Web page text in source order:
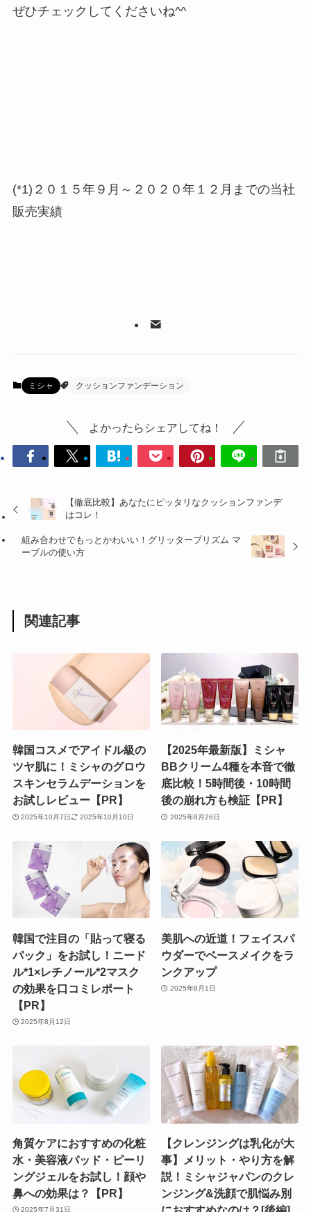
ぜひチェックしてくださいね^^
(*1)２０１５年９月～２０２０年１２月までの当社
販売実績
ミシャ クッションファンデーション
よかったらシェアしてね！
【徹底比較】あなたにピッタリなクッションファンデ
はコレ！
組み合わせでもっとかわいい！グリッタープリズム マ
ーブルの使い方
関連記事
韓国コスメでアイドル級の
ツヤ肌に！ミシャのグロウ
スキンセラムデーションを
お試しレビュー【PR】
2025年10月7日 2025年10月10日
【2025年最新版】ミシャ
BBクリーム4種を本音で徹
底比較！5時間後・10時間
後の崩れ方も検証【PR】
2025年8月26日
韓国で注目の「貼って寝る
パック」をお試し！ニード
ル*1×レチノール*2マスク
の効果を口コミレポート
【PR】
2025年8月12日
美肌への近道！フェイスパ
ウダーでベースメイクをラ
ンクアップ
2025年8月1日
角質ケアにおすすめの化粧
水・美容液パッド・ピーリ
ングジェルをお試し！顔や
鼻への効果は？【PR】
2025年7月31日
【クレンジングは乳化が大
事】メリット・やり方を解
説！ミシャジャパンのクレ
ンジング&洗顔で肌悩み別